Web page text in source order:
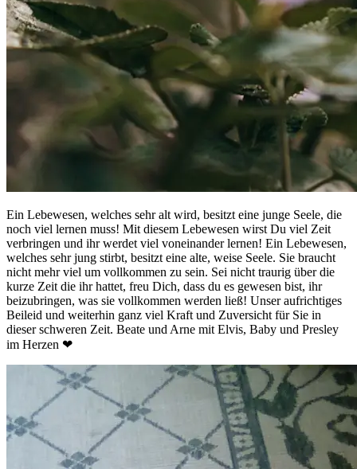
Ein Lebewesen, welches sehr alt wird, besitzt eine junge Seele, die
noch viel lernen muss! Mit diesem Lebewesen wirst Du viel Zeit
verbringen und ihr werdet viel voneinander lernen! Ein Lebewesen,
welches sehr jung stirbt, besitzt eine alte, weise Seele. Sie braucht
nicht mehr viel um vollkommen zu sein. Sei nicht traurig über die
kurze Zeit die ihr hattet, freu Dich, dass du es gewesen bist, ihr
beizubringen, was sie vollkommen werden ließ! Unser aufrichtiges
Beileid und weiterhin ganz viel Kraft und Zuversicht für Sie in
dieser schweren Zeit. Beate und Arne mit Elvis, Baby und Presley
im Herzen ❤